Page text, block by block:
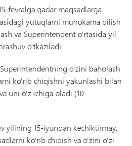
fevralga qadar maqsadlarga
yutuqlarni muhokama qilish
va Superintendent o'rtasida yil
o'tkaziladi.
o'zini baholash
ko'rib chiqishni yakunlashi bilan
uni o'z ichiga oladi (10-
yilining 15-iyundan kechiktirmay,
ko'rib chiqish va o'zini o'zi